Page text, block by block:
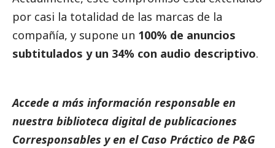
por casi la totalidad de las marcas de la
compañía, y supone un 100% de anuncios
subtitulados y un 34% con audio descriptivo.
Accede a más información responsable en
nuestra biblioteca digital de publicaciones
Corresponsables y en el Caso Práctico de P&G